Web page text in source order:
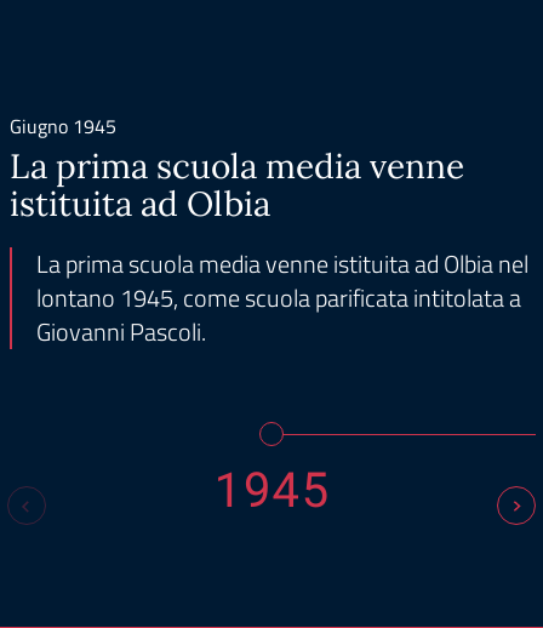
Giugno 1945
La prima scuola media venne
istituita ad Olbia
La prima scuola media venne istituita ad Olbia nel
lontano 1945, come scuola parificata intitolata a
Giovanni Pascoli.
1945